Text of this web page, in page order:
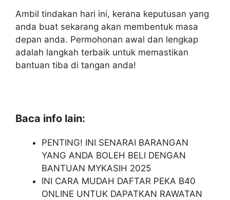
Ambil tindakan hari ini, kerana keputusan yang
anda buat sekarang akan membentuk masa
depan anda. Permohonan awal dan lengkap
adalah langkah terbaik untuk memastikan
bantuan tiba di tangan anda!
Baca info lain:
PENTING! INI SENARAI BARANGAN
YANG ANDA BOLEH BELI DENGAN
BANTUAN MYKASIH 2025
INI CARA MUDAH DAFTAR PEKA B40
ONLINE UNTUK DAPATKAN RAWATAN